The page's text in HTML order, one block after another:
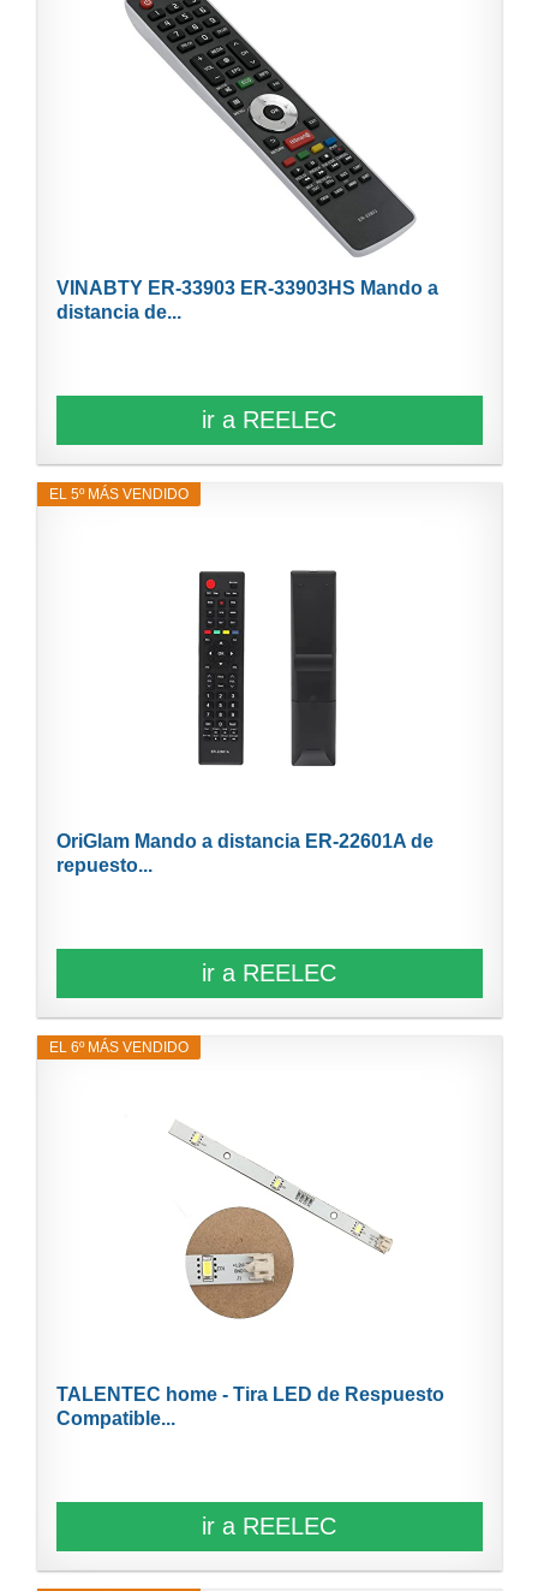
VINABTY ER-33903 ER-33903HS Mando a
distancia de...
ir a REELEC
EL 5º MÁS VENDIDO
OriGlam Mando a distancia ER-22601A de
repuesto...
ir a REELEC
EL 6º MÁS VENDIDO
TALENTEC home - Tira LED de Respuesto
Compatible...
ir a REELEC